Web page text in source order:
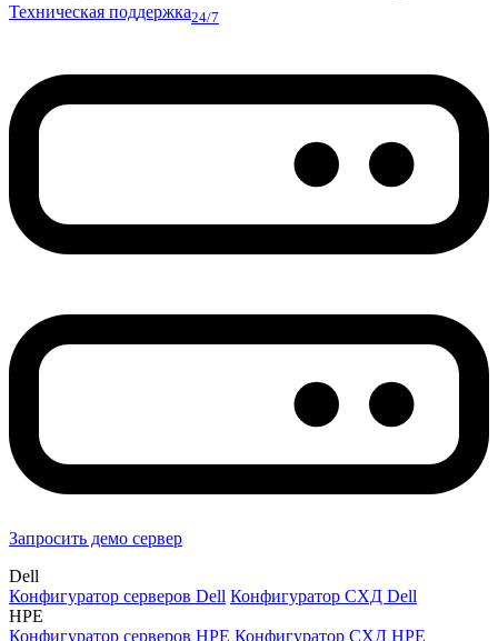
Техническая поддержка24/7
Запросить демо сервер
Dell
Конфигуратор серверов Dell Конфигуратор СХД Dell
HPE
Конфигуратор серверов HPE Конфигуратор СХД HPE